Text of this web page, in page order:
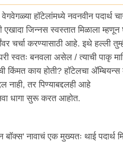
हॉटेलांमध्ये नवनवीन पदार्थ
जिन्नस स्वस्तात मिळाला म्हणून
चर्चा करण्यासाठी आहे. इथे
स्वतः बनवला असेल / त्याची पाकृ
काय होती? हॉटेलचा अ‍ॅम्बियन्स
तर पिण्याबद्दलही आहे
धागा सुरू करत आहोत.
बॉक्स' नावाचं एक मुख्यतः थाई